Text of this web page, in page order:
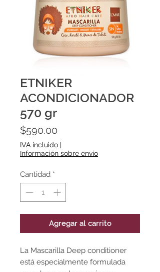
ETNIKER
ACONDICIONADOR
570 gr
$590.00
IVA incluido |
Información sobre envio
Cantidad *
Agregar al carrito
La Mascarilla Deep conditioner
está especialmente formulada